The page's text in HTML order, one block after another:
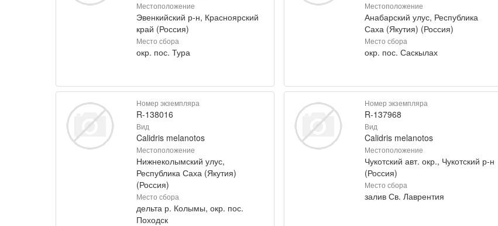
Местоположение
Эвенкийский р-н, Красноярский
край (Россия)
Место сбора
окр. пос. Тура
Местоположение
Анабарский улус, Республика
Саха (Якутия) (Россия)
Место сбора
окр. пос. Саскылах
Номер экземпляра
R-138016
Вид
Calidris melanotos
Местоположение
Нижнеколымский улус,
Республика Саха (Якутия)
(Россия)
Место сбора
дельта р. Колымы, окр. пос.
Походск
Номер экземпляра
R-137968
Вид
Calidris melanotos
Местоположение
Чукотский авт. окр., Чукотский р-н
(Россия)
Место сбора
залив Св. Лаврентия